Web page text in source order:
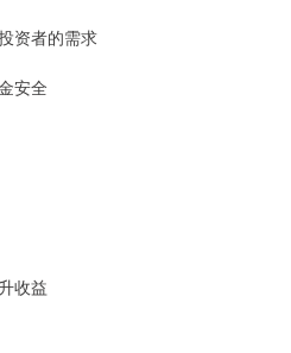
资者的需求
安全
收益